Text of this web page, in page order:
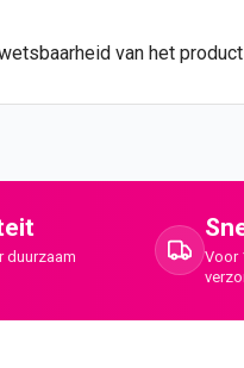
van het
duurzaam
Voor